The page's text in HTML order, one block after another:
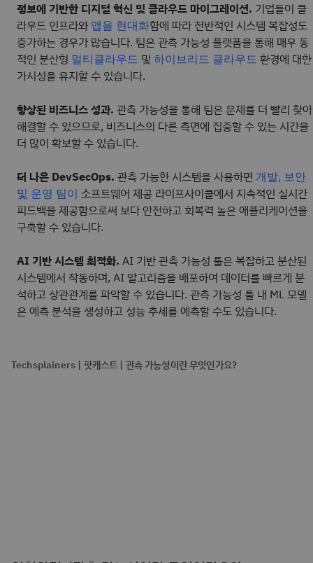
정보에 기반한 디지털 혁신 및 클라우드 마이그레이션. 기업들이 클
라우드 인프라와 앱을 현대화함에 따라 전반적인 시스템 복잡성도
증가하는 경우가 많습니다. 팀은 관측 가능성 플랫폼을 통해 매우 동
적인 분산형 멀티클라우드 및 하이브리드 클라우드 환경에 대한
가시성을 유지할 수 있습니다.
향상된 비즈니스 성과. 관측 가능성을 통해 팀은 문제를 더 빨리 찾아
해결할 수 있으므로, 비즈니스의 다른 측면에 집중할 수 있는 시간을
더 많이 확보할 수 있습니다.
더 나은 DevSecOps. 관측 가능한 시스템을 사용하면 개발, 보안
및 운영 팀이 소프트웨어 제공 라이프사이클에서 지속적인 실시간
피드백을 제공함으로써 보다 안전하고 회복력 높은 애플리케이션을
구축할 수 있습니다.
AI 기반 시스템 최적화. AI 기반 관측 가능성 툴은 복잡하고 분산된
시스템에서 작동하며, AI 알고리즘을 배포하여 데이터를 빠르게 분
석하고 상관관계를 파악할 수 있습니다. 관측 가능성 툴 내 ML 모델
은 예측 분석을 생성하고 성능 추세를 예측할 수도 있습니다.
Techsplainers | 팟캐스트 | 관측 가능성이란 무엇인가요?